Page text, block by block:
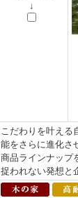
↓
こだわりを叶える
能をさらに進化さ
商品ラインナップ
捉われない発想と